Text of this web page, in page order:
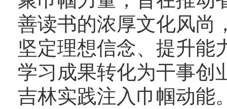
善读书的浓厚文化风尚
坚定理想信念、提升能
学习成果转化为干事创
吉林实践注入巾帼动能